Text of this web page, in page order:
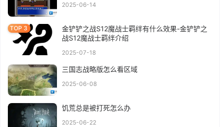
2025-06-14
金铲铲之战S12魔战士羁绊有什么效果-金铲铲之
战S12魔战士羁绊介绍
2025-07-18
三国志战略版怎么看区域
2025-06-08
饥荒总是被打死怎么办
2025-06-22